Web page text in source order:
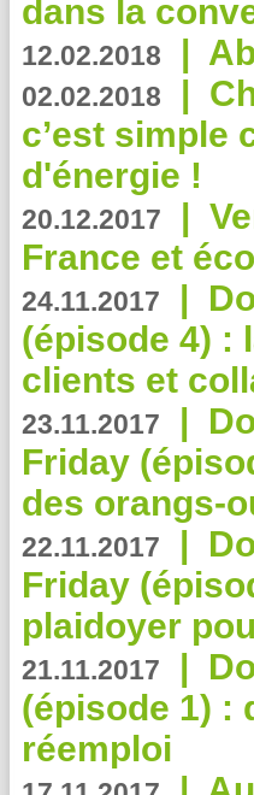
dans la
12.02.2018 |
02.02.2018 |
c’est simple
d'énergie !
20.12.2017 |
France et
24.11.2017 |
(épisode 4) :
clients et
23.11.2017 |
Friday
des orangs-
22.11.2017 |
Friday
plaidoyer
21.11.2017 |
(épisode 1) :
réemploi